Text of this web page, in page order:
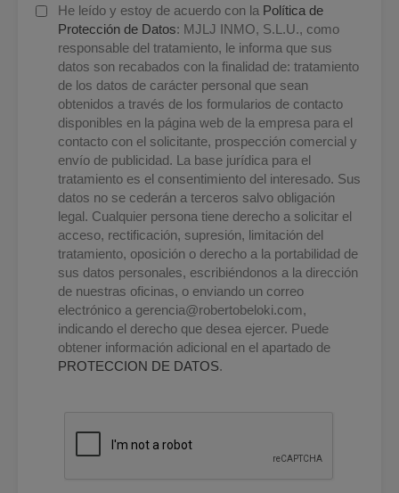
He leído y estoy de acuerdo con la Política de
Protección de Datos: MJLJ INMO, S.L.U., como
responsable del tratamiento, le informa que sus
datos son recabados con la finalidad de: tratamiento
de los datos de carácter personal que sean
obtenidos a través de los formularios de contacto
disponibles en la página web de la empresa para el
contacto con el solicitante, prospección comercial y
envío de publicidad. La base jurídica para el
tratamiento es el consentimiento del interesado. Sus
datos no se cederán a terceros salvo obligación
legal. Cualquier persona tiene derecho a solicitar el
acceso, rectificación, supresión, limitación del
tratamiento, oposición o derecho a la portabilidad de
sus datos personales, escribiéndonos a la dirección
de nuestras oficinas, o enviando un correo
electrónico a gerencia@robertobeloki.com,
indicando el derecho que desea ejercer. Puede
obtener información adicional en el apartado de
PROTECCION DE DATOS.